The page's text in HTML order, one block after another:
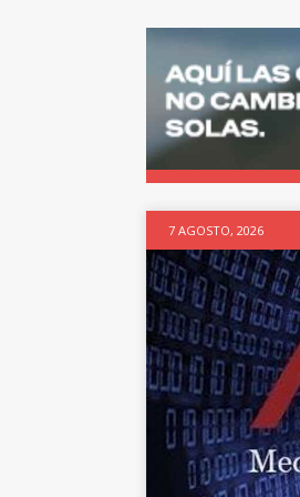
7 AGOSTO, 2026